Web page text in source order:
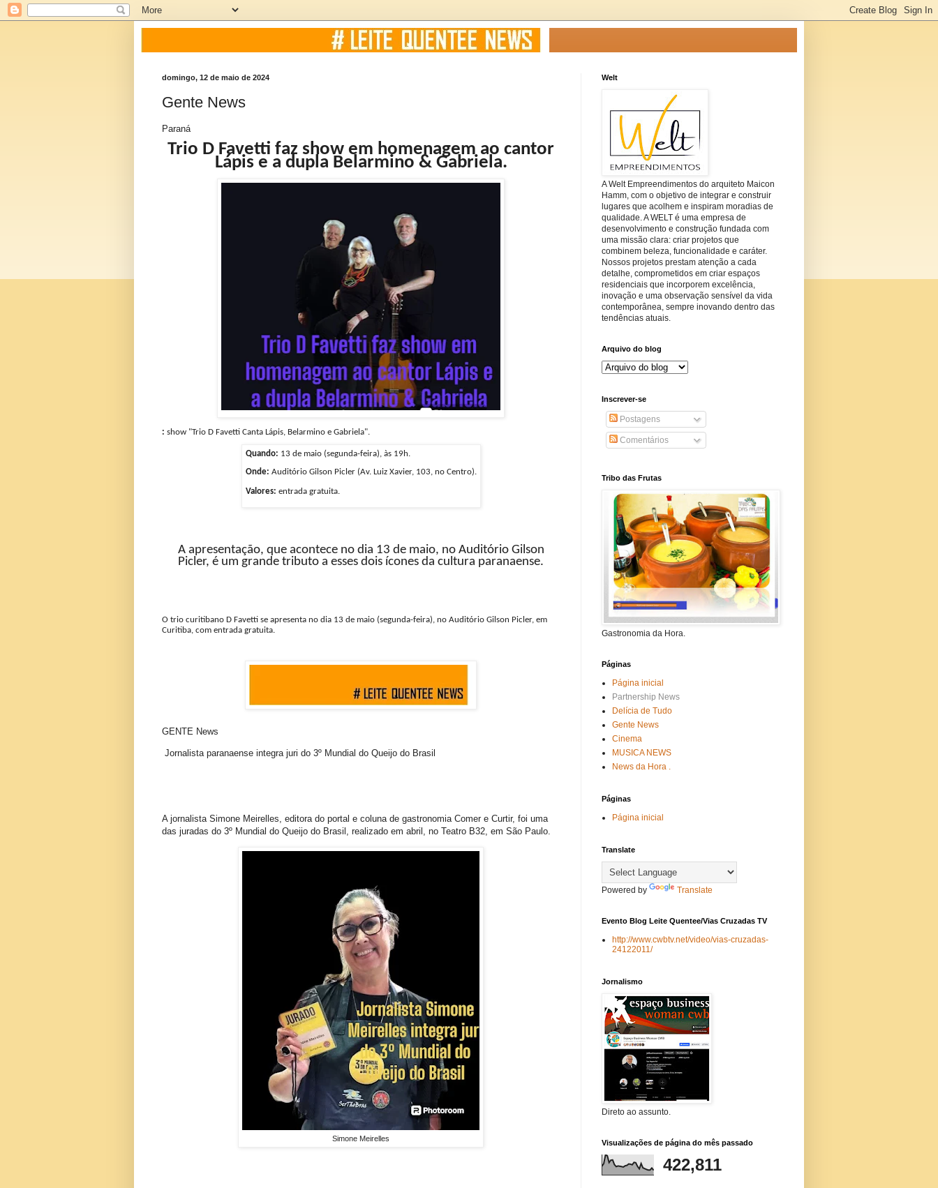
domingo, 12 de maio de 2024
Gente News
Paraná
Trio D Favetti faz show em homenagem ao cantor
Lápis e a dupla Belarmino & Gabriela.
: show "Trio D Favetti Canta Lápis, Belarmino e Gabriela".
Quando: 13 de maio (segunda-feira), às 19h.
Onde: Auditório Gilson Picler (Av. Luiz Xavier, 103, no Centro).
Valores: entrada gratuita.
A apresentação, que acontece no dia 13 de maio, no Auditório Gilson
Picler, é um grande tributo a esses dois ícones da cultura paranaense.
O trio curitibano D Favetti se apresenta no dia 13 de maio (segunda-feira), no Auditório Gilson Picler, em
Curitiba, com entrada gratuita.
GENTE News
Jornalista paranaense integra juri do 3º Mundial do Queijo do Brasil
A jornalista Simone Meirelles, editora do portal e coluna de gastronomia Comer e Curtir, foi uma
das juradas do 3º Mundial do Queijo do Brasil, realizado em abril, no Teatro B32, em São Paulo.
Simone Meirelles
Welt
A Welt Empreendimentos do arquiteto Maicon
Hamm, com o objetivo de integrar e construir
lugares que acolhem e inspiram moradias de
qualidade. A WELT é uma empresa de
desenvolvimento e construção fundada com
uma missão clara: criar projetos que
combinem beleza, funcionalidade e caráter.
Nossos projetos prestam atenção a cada
detalhe, comprometidos em criar espaços
residenciais que incorporem excelência,
inovação e uma observação sensível da vida
contemporânea, sempre inovando dentro das
tendências atuais.
Arquivo do blog
Inscrever-se
Postagens
Comentários
Tribo das Frutas
Gastronomia da Hora.
Páginas
Página inicial
Partnership News
Delícia de Tudo
Gente News
Cinema
MUSICA NEWS
News da Hora .
Páginas
Página inicial
Translate
Powered by Translate
Evento Blog Leite Quentee/Vias Cruzadas TV
http://www.cwbtv.net/video/vias-cruzadas-
24122011/
Jornalismo
Direto ao assunto.
Visualizações de página do mês passado
422,811